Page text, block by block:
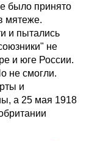
было принято
мятеже.
и пытались
не
и юге России.
не смогли.
и
а 25 мая 1918